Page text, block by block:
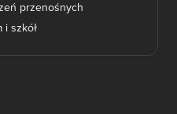
przenośnych
i szkół